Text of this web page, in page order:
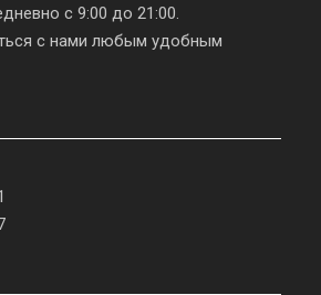
с 9:00 до 21:00.
с нами любым удобным